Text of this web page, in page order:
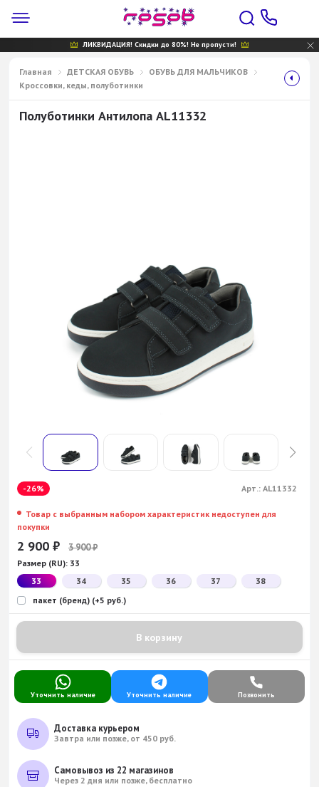
ЛИКВИДАЦИЯ! Скидки до 80%! Не пропусти!
Главная ДЕТСКАЯ ОБУВЬ
ОБУВЬ ДЛЯ МАЛЬЧИКОВ
Кроссовки, кеды, полуботинки
Полуботинки Антилопа AL11332
-26% Арт.:AL11332
Товар с выбранным набором характеристик недоступен для
покупки
2 900 ₽ 3 900₽
Размер (RU): 33
33
34 35 36 37
38
пакет (бренд) (+5 руб.)
В корзину
Уточнить наличие Уточнить наличие Позвонить
Доставка курьером
Завтра или позже, от 450 руб.
Самовывоз из 22 магазинов
Через 2 дня или позже, бесплатно